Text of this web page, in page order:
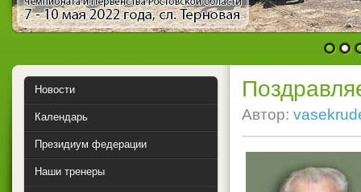
1 2
Автор:
Новости
Календарь
Президиум федерации
Наши тренеры